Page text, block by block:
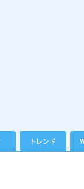
トレンド